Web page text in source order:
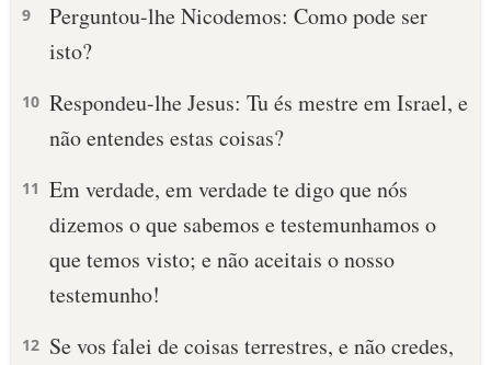
9
Perguntou-lhe Nicodemos: Como pode ser
isto?
10 Respondeu-lhe Jesus: Tu és mestre em Israel, e
não entendes estas coisas?
11 Em verdade, em verdade te digo que nós
dizemos o que sabemos e testemunhamos o
que temos visto; e não aceitais o nosso
testemunho!
12 Se vos falei de coisas terrestres, e não credes,